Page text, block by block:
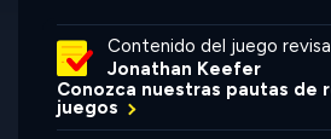
Contenido del juego
Jonathan Keefer
Conozca nuestras pautas de
juegos